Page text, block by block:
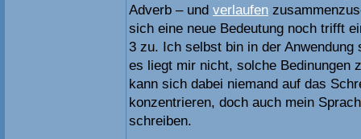
Adverb – und verlaufen
sich eine neue Bedeutung noch trifft
3 zu. Ich selbst bin in der Anwendung
es liegt mir nicht, solche Bedinungen
kann sich dabei niemand auf das
konzentrieren, doch auch mein
schreiben.